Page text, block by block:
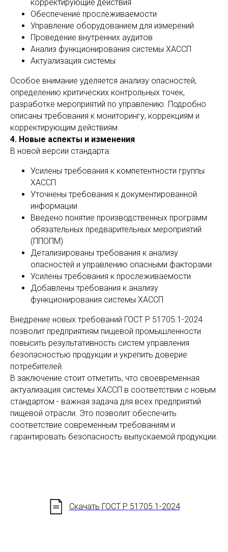
корректирующие действия
Обеспечение прослеживаемости
Управление оборудованием для измерений
Проведение внутренних аудитов
Анализ функционирования системы ХАССП
Актуализация системы
Особое внимание уделяется анализу опасностей,
определению критических контрольных точек,
разработке мероприятий по управлению. Подробно
описаны требования к мониторингу, коррекциям и
корректирующим действиям.
4. Новые аспекты и изменения
В новой версии стандарта:
Усилены требования к компетентности группы
ХАССП
Уточнены требования к документированной
информации
Введено понятие производственных программ
обязательных предварительных мероприятий
(ППОПМ)
Детализированы требования к анализу
опасностей и управлению опасными факторами
Усилены требования к прослеживаемости
Добавлены требования к анализу
функционирования системы ХАССП
Внедрение новых требований ГОСТ Р 51705.1-2024
позволит предприятиям пищевой промышленности
повысить результативность систем управления
безопасностью продукции и укрепить доверие
потребителей.
В заключение стоит отметить, что своевременная
актуализация системы ХАССП в соответствии с новым
стандартом - важная задача для всех предприятий
пищевой отрасли. Это позволит обеспечить
соответствие современным требованиям и
гарантировать безопасность выпускаемой продукции.
Скачать ГОСТ Р 51705.1-2024